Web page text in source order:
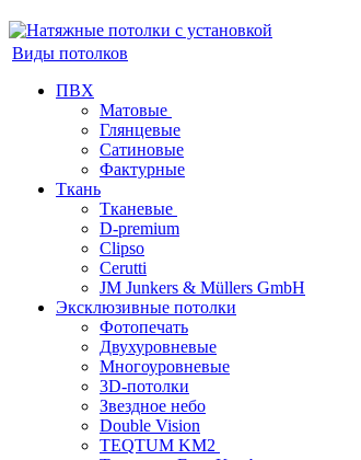
Виды потолков
ПВХ
Матовые
Глянцевые
Сатиновые
Фактурные
Ткань
Тканевые
D-premium
Clipso
Cerutti
JM Junkers & Müllers GmbH
Эксклюзивные потолки
Фотопечать
Двухуровневые
Многоуровневые
3D-потолки
Звездное небо
Double Vision
TEQTUM KM2